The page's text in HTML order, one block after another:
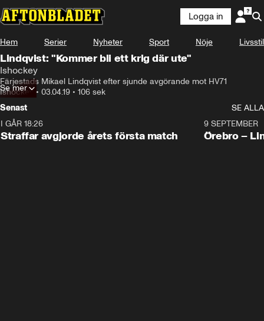
Logga in
Hem Serier Nyheter Sport Nöje Livsstil
Lindqvist: "Kommer bli ett krig där ute"
Ishockey
Färjestads Mikael Lindqvist efter sjunde avgörande mot HV71
Ishockey• 03.04.19 • 106 sek
Se mer
Senast
SE ALLA
I GÅR 18:26
Straffar avgjorde årets första match
Plus
9 SEPTEMBER
Örebro –